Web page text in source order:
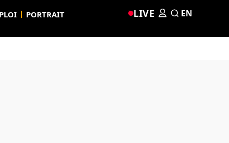
PORTRAIT LIVE EN